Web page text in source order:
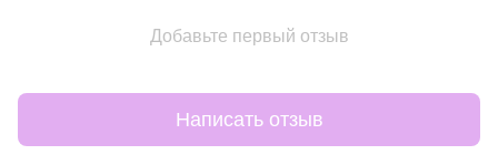
Добавьте первый отзыв
Написать отзыв